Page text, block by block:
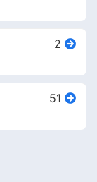
2
51